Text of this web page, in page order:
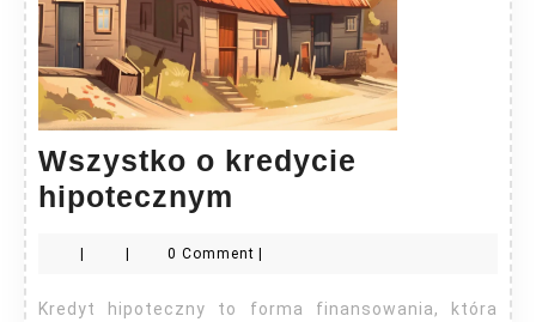
Wszystko o kredycie
hipotecznym
kredycie
hipotecznym
| | 0 Comment |
Kredyt hipoteczny to forma finansowania, która